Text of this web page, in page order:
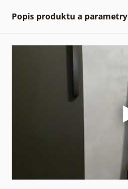
Popis produktu a parametry